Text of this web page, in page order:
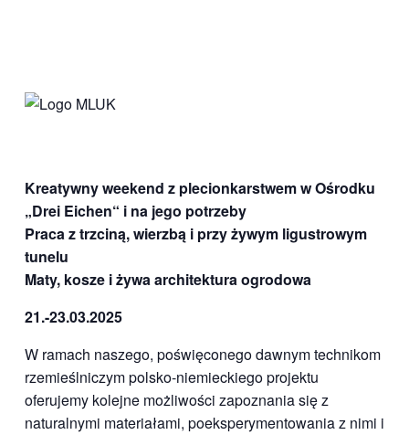
Kreatywny weekend z plecionkarstwem w Ośrodku
„Drei Eichen“ i na jego potrzeby
Praca z trzciną, wierzbą i przy żywym ligustrowym
tunelu
Maty, kosze i żywa architektura ogrodowa
21.-23.03.2025
W ramach naszego, poświęconego dawnym technikom
rzemieślniczym polsko-niemieckiego projektu
oferujemy kolejne możliwości zapoznania się z
naturalnymi materiałami, poeksperymentowania z nimi i